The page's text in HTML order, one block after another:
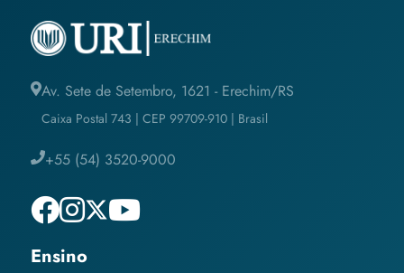
Av. Sete de Setembro, 1621 - Erechim/RS
Caixa Postal 743 | CEP 99709-910 | Brasil
+55 (54) 3520-9000
Ensino